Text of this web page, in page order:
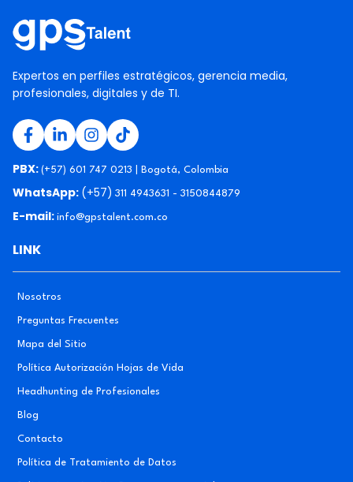
Expertos en perfiles estratégicos, gerencia media,
profesionales, digitales y de TI.
PBX: (+57) 601 747 0213 | Bogotá, Colombia
WhatsApp: (+57) 311 4943631 - 3150844879
E-mail: info@gpstalent.com.co
LINK
Nosotros
Preguntas Frecuentes
Mapa del Sitio
Política Autorización Hojas de Vida
Headhunting de Profesionales
Blog
Contacto
Política de Tratamiento de Datos